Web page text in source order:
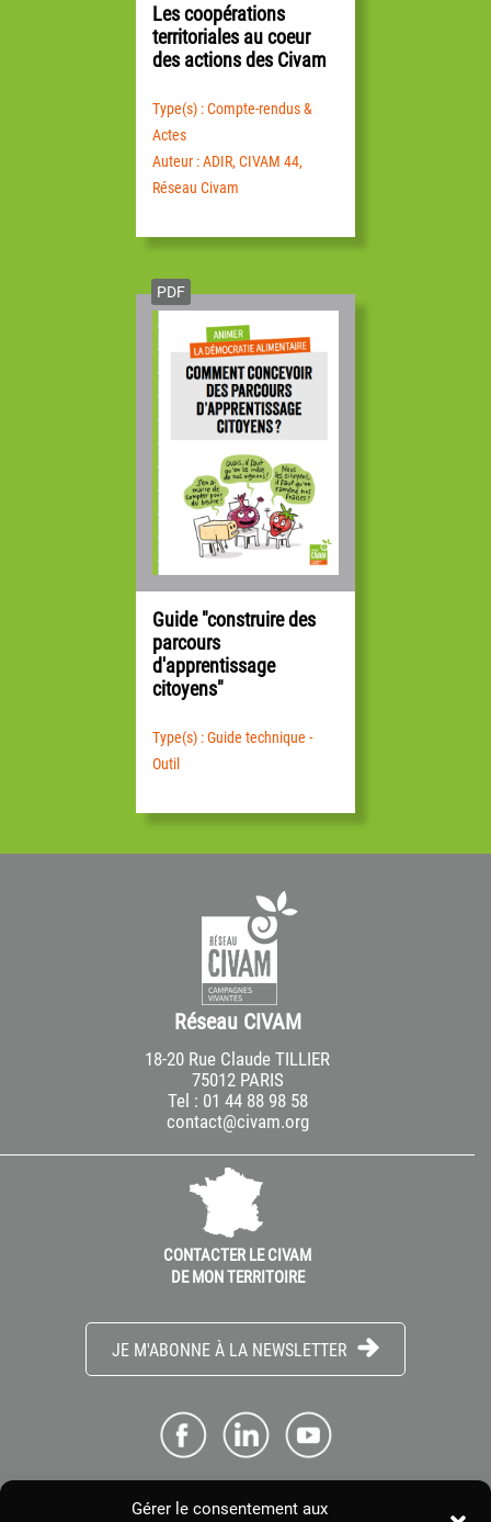
Gérer le consentement aux
Les coopérations
territoriales au coeur
des actions des Civam
Type(s) : Compte-rendus &
Actes
Auteur : ADIR, CIVAM 44,
Réseau Civam
PDF
Guide "construire des
parcours
d'apprentissage
citoyens"
Type(s) : Guide technique -
Outil
Réseau CIVAM
18-20 Rue Claude TILLIER
75012 PARIS
Tel : 01 44 88 98 58
contact@civam.org
CONTACTER LE CIVAM
DE MON TERRITOIRE
JE M'ABONNE À LA NEWSLETTER
ME CONNECTER